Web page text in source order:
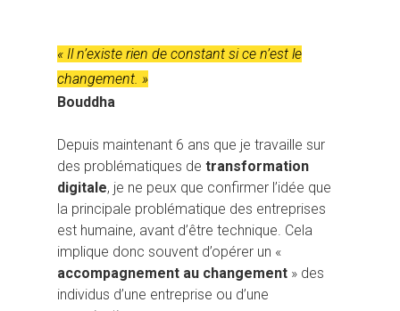
« Il n’existe rien de constant si ce n’est le
changement. »
Bouddha
Depuis maintenant 6 ans que je travaille sur
des problématiques de transformation
digitale, je ne peux que confirmer l’idée que
la principale problématique des entreprises
est humaine, avant d’être technique. Cela
implique donc souvent d’opérer un «
accompagnement au changement » des
individus d’une entreprise ou d’une